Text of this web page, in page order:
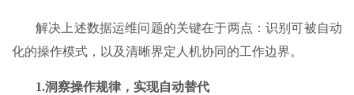
解决上述数据运维问题的关键在于两点：识别可被自动
化的操作模式，以及清晰界定人机协同的工作边界。
1.洞察操作规律，实现自动替代